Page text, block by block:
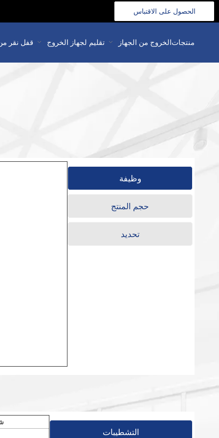
الحصول على الاقتباس
منتجاتالخروج من الجهاز تقليم لجهاز الخروج قفل نقر
وظيفة
حجم المنتج
تحديد
التشطيبات